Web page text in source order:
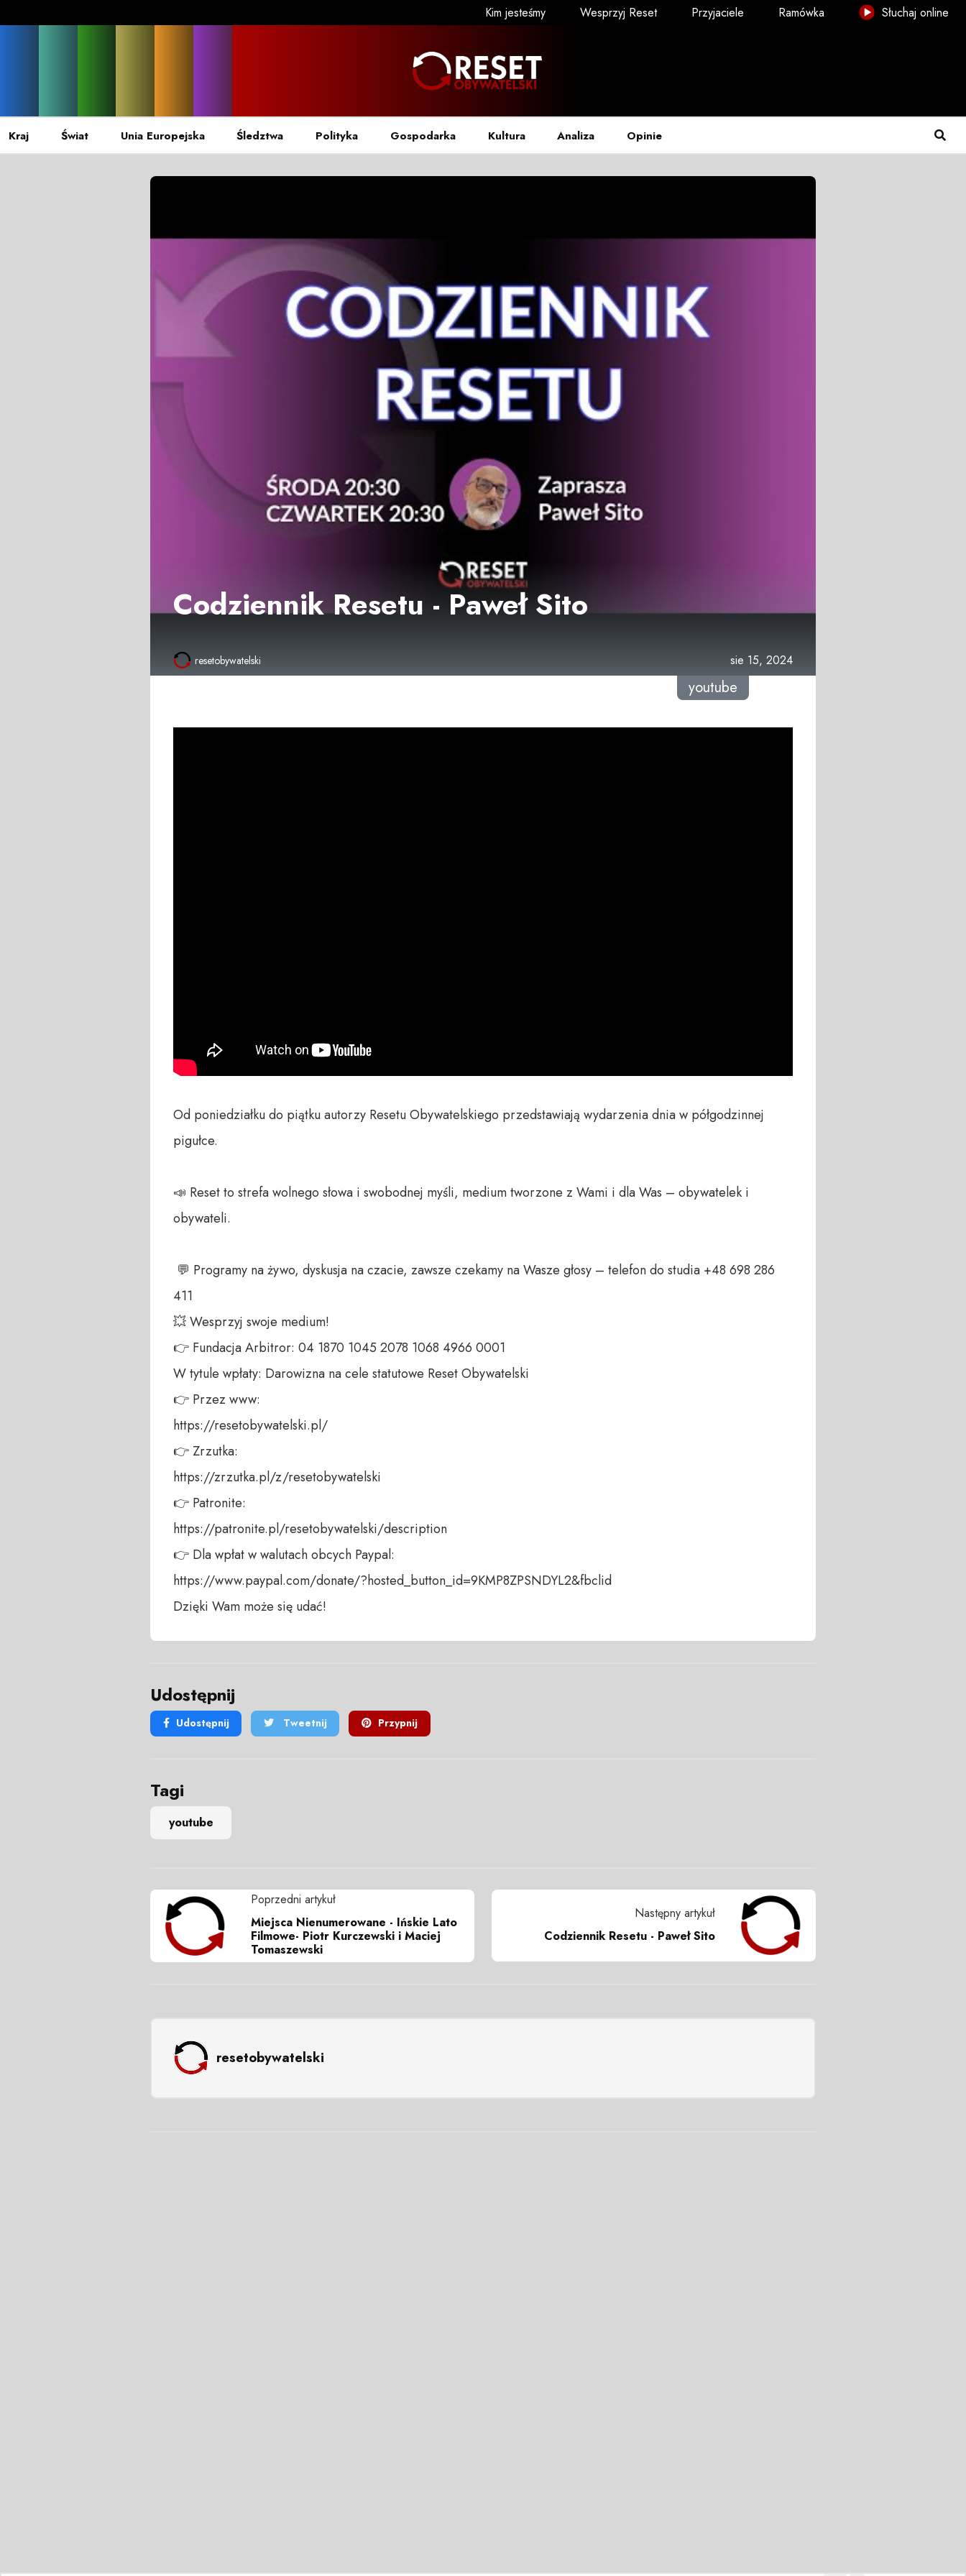
Kim jesteśmy Wesprzyj Reset Przyjaciele Ramówka Słuchaj online
Kraj Świat Unia Europejska Śledztwa Polityka Gospodarka Kultura Analiza Opinie
Codziennik Resetu - Paweł Sito
resetobywatelski sie 15, 2024
youtube
Od poniedziałku do piątku autorzy Resetu Obywatelskiego przedstawiają wydarzenia dnia w półgodzinnej
pigułce.
📣 Reset to strefa wolnego słowa i swobodnej myśli, medium tworzone z Wami i dla Was – obywatelek i
obywateli.
411
💥 Wesprzyj swoje medium!
👉 Fundacja Arbitror: 04 1870 1045 2078 1068 4966 0001
W tytule wpłaty: Darowizna na cele statutowe Reset Obywatelski
👉 Przez www:
https://resetobywatelski.pl/
👉 Zrzutka:
https://zrzutka.pl/z/resetobywatelski
👉 Patronite:
https://patronite.pl/resetobywatelski/description
👉 Dla wpłat w walutach obcych Paypal:
https://www.paypal.com/donate/?hosted_button_id=9KMP8ZPSNDYL2&fbclid
Dzięki Wam może się udać!
Udostępnij
Udostępnij Tweetnij Przypnij
Tagi
youtube
Poprzedni artykuł
Miejsca Nienumerowane - Ińskie Lato
Filmowe- Piotr Kurczewski i Maciej
Tomaszewski
Następny artykuł
Codziennik Resetu - Paweł Sito
resetobywatelski